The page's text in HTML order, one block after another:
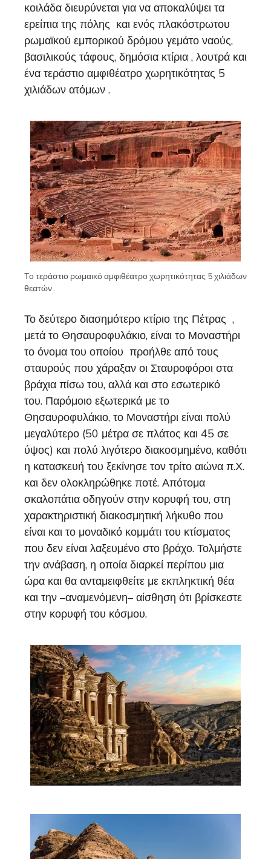
κοιλάδα διευρύνεται για να αποκαλύψει τα
ερείπια της πόλης και ενός πλακόστρωτου
ρωμαϊκού εμπορικού δρόμου γεμάτο ναούς,
βασιλικούς τάφους, δημόσια κτίρια , λουτρά και
ένα τεράστιο αμφιθέατρο χωρητικότητας 5
χιλιάδων ατόμων .
Το τεράστιο ρωμαικό αμφιθέατρο χωρητικότητας 5 χιλιάδων
θεατών .
Το δεύτερο διασημότερο κτίριο της Πέτρας ,
μετά το Θησαυροφυλάκιο, είναι το Μοναστήρι
το όνομα του οποίου προήλθε από τους
σταυρούς που χάραξαν οι Σταυροφόροι στα
βράχια πίσω του, αλλά και στο εσωτερικό
του. Παρόμοιο εξωτερικά με το
Θησαυροφυλάκιο, το Μοναστήρι είναι πολύ
μεγαλύτερο (50 μέτρα σε πλάτος και 45 σε
ύψος) και πολύ λιγότερο διακοσμημένο, καθότι
η κατασκευή του ξεκίνησε τον τρίτο αιώνα π.Χ.
και δεν ολοκληρώθηκε ποτέ. Απότομα
σκαλοπάτια οδηγούν στην κορυφή του, στη
χαρακτηριστική διακοσμητική λήκυθο που
είναι και το μοναδικό κομμάτι του κτίσματος
που δεν είναι λαξευμένο στο βράχο. Τολμήστε
την ανάβαση, η οποία διαρκεί περίπου μια
ώρα και θα ανταμειφθείτε με εκπληκτική θέα
και την –αναμενόμενη– αίσθηση ότι βρίσκεστε
στην κορυφή του κόσμου.